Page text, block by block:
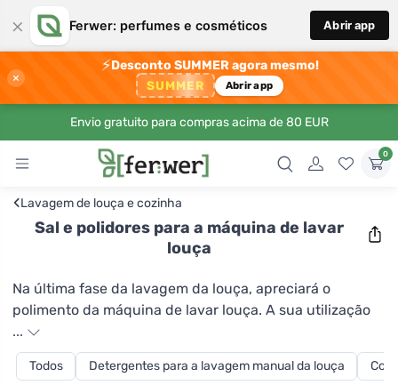
× Ferwer: perfumes e cosméticos Abrir app
×
⚡Desconto SUMMER agora mesmo!
SUMMER Abrir app
Envio gratuito para compras acima de 80 EUR
0
‹Lavagem de louça e cozinha
Sal e polidores para a máquina de lavar
louça
Na última fase da lavagem da louça, apreciará o
polimento da máquina de lavar louça. A sua utilização
evitará o manchamento dos objectos de vidro, a
formação de mapas ou gotas secas nos pratos e
acelerará a secagem. Pode escolher um pequeno
...
Todos Detergentes para a lavagem manual da louça